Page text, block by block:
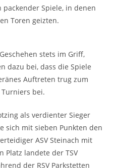
Spiele, in denen
Toren geizten.
stets im Griff,
dazu bei, dass die Spiele
Auftreten trug zum
bei.
als verdienter Sieger
sich mit sieben Punkten den
ASV Steinach mit
Platz landete der TSV
der RSV Parkstetten